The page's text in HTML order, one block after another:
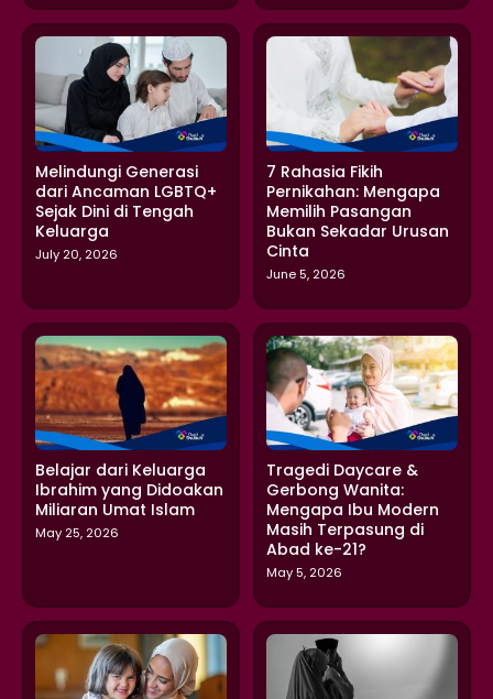
Melindungi Generasi
dari Ancaman LGBTQ+
Sejak Dini di Tengah
Keluarga
July 20, 2026
7 Rahasia Fikih
Pernikahan: Mengapa
Memilih Pasangan
Bukan Sekadar Urusan
Cinta
June 5, 2026
Belajar dari Keluarga
Ibrahim yang Didoakan
Miliaran Umat Islam
May 25, 2026
Tragedi Daycare &
Gerbong Wanita:
Mengapa Ibu Modern
Masih Terpasung di
Abad ke-21?
May 5, 2026